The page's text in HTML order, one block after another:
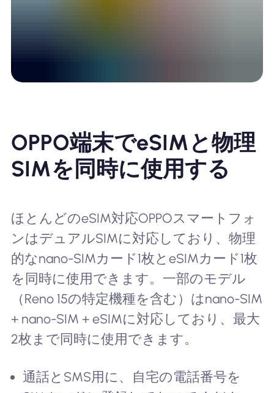
OPPO端末でeSIMと物理
SIMを同時に使用する
ほとんどのeSIM対応OPPOスマートフォ
ンはデュアルSIMに対応しており、物理
的なnano-SIMカード1枚とeSIMカード1枚
を同時に使用できます。一部のモデル
（Reno 15の特定機種を含む）はnano-SIM
+ nano-SIM + eSIMに対応しており、最大
2枚まで同時に使用できます。
通話とSMS用に、自宅の電話番号を